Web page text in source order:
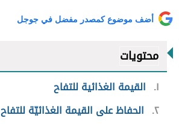
أضف موضوع كمصدر مفضل في جوجل
محتويات
١
القيمة الغذائية للتفاح
٢ الحفاظ على القيمة الغذائيّة للتفاح